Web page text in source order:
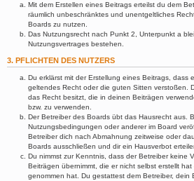
Mit dem Erstellen eines Beitrags erteilst du dem
räumlich unbeschränktes und unentgeltliches
Boards zu nutzen.
Das Nutzungsrecht nach Punkt 2, Unterpunkt a
Nutzungsvertrages bestehen.
3. PFLICHTEN DES NUTZERS
Du erklärst mit der Erstellung eines Beitrags, dass
geltendes Recht oder die guten Sitten verstoßen.
das Recht besitzt, die in deinen Beiträgen
bzw. zu verwenden.
Der Betreiber des Boards übt das Hausrecht aus.
Nutzungsbedingungen oder anderer im Board
Betreiber dich nach Abmahnung zeitweise oder
Boards ausschließen und dir ein Hausverbot
Du nimmst zur Kenntnis, dass der Betreiber keine
Beiträgen übernimmt, die er nicht selbst erstellt
genommen hat. Du gestattest dem Betreiber, dein